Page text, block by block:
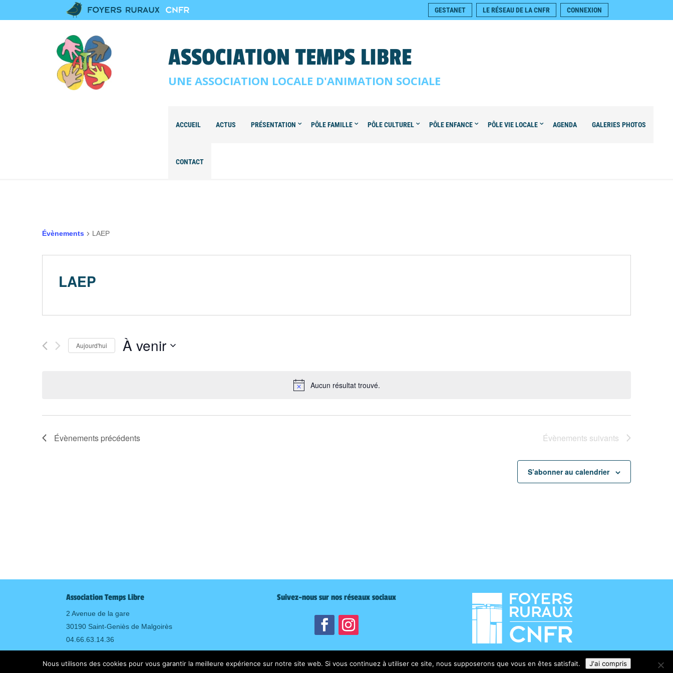
GESTANET LE RÉSEAU DE LA CNFR CONNEXION
ASSOCIATION TEMPS LIBRE
UNE ASSOCIATION LOCALE D'ANIMATION SOCIALE
ACCUEIL ACTUS PRÉSENTATION PÔLE FAMILLE PÔLE CULTUREL PÔLE ENFANCE PÔLE VIE LOCALE AGENDA GALERIES PHOTOS
CONTACT
Aucun résultat trouvé.
Évènements LAEP
LAEP
Aujourd'hui À venir
Évènements précédents Évènements suivants
S’abonner au calendrier
Association Temps Libre
2 Avenue de la gare
30190 Saint-Geniès de Malgoirès
04.66.63.14.36
Mentions légales
Suivez-nous sur nos réseaux sociaux
Nous utilisons des cookies pour vous garantir la meilleure expérience sur notre site web. Si vous continuez à utiliser ce site, nous supposerons que vous en êtes satisfait. J'ai compris